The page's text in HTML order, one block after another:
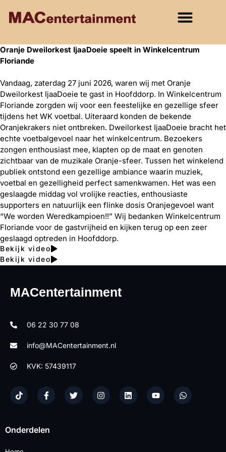
Oranje Dweilorkest IjaaDoeie speelt in Winkelcentrum
Floriande
Vandaag, zaterdag 27 juni 2026, waren wij met Oranje
Dweilorkest IjaaDoeie te gast in Hoofddorp. In Winkelcentrum
Floriande zorgden wij voor een feestelijke en gezellige sfeer
tijdens het WK voetbal. Uiteraard konden de bekende
Oranjekrakers niet ontbreken. Dweilorkest IjaaDoeie bracht het
echte voetbalgevoel naar het winkelcentrum. Bezoekers
zongen enthousiast mee, klapten op de maat en genoten
zichtbaar van de muzikale Oranje-sfeer. Tussen het winkelend
publiek ontstond een gezellige ambiance waarin muziek,
voetbal en gezelligheid perfect samenkwamen. Het was een
geslaagde middag vol vrolijke reacties, enthousiaste
supporters en natuurlijk een flinke dosis Oranjegevoel want
“We worden Weredkampioen!!” Wij bedanken Winkelcentrum
Floriande voor de gastvrijheid en kijken terug op een zeer
geslaagd optreden in Hoofddorp.
Bekijk video
Bekijk video
MACentertainment
06 22 30 77 08
info@MACentertainment.nl
KVK: 57439117
Onderdelen